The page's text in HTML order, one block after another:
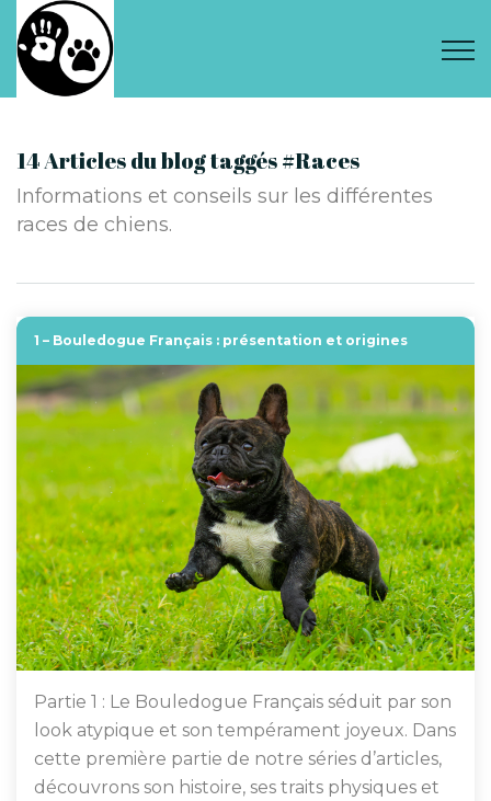
14 Articles du blog taggés #Races
Informations et conseils sur les différentes
races de chiens.
1 – Bouledogue Français : présentation et origines
Partie 1 : Le Bouledogue Français séduit par son
look atypique et son tempérament joyeux. Dans
cette première partie de notre séries d’articles,
découvrons son histoire, ses traits physiques et